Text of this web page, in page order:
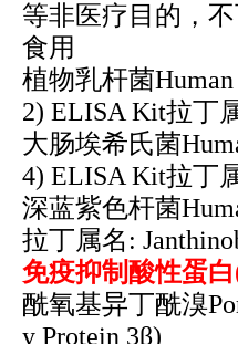
等非医疗目的，
食用
植物乳杆菌
2) ELISA Kit拉丁
大肠埃希氏菌
4) ELISA Kit拉丁
深蓝紫色杆菌
拉丁属名:
免疫抑制酸性蛋白
酰氧基异丁酰溴
y Protein 3β)